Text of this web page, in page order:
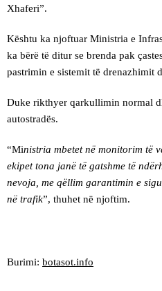
Xhaferi”.
Kështu ka njoftuar Ministria e
ka bërë të ditur se brenda pak
pastrimin e sistemit të drenazhimit
Duke rikthyer qarkullimin normal
autostradës.
“Ministria mbetet në monitorim të
ekipet tona janë të gatshme të
nevoja, me qëllim garantimin e
në trafik”, thuhet në njoftim.
Burimi: botasot.info